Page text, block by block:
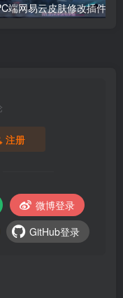
注册
微博登录
GitHub登录